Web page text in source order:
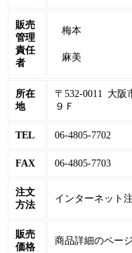
販売
管理
責任
者
梅本
麻美
所在
地
〒532-0011 大阪
９Ｆ
TEL 06-4805-7702
FAX 06-4805-7703
注文
方法
インターネット
販売
価格
商品詳細のペー